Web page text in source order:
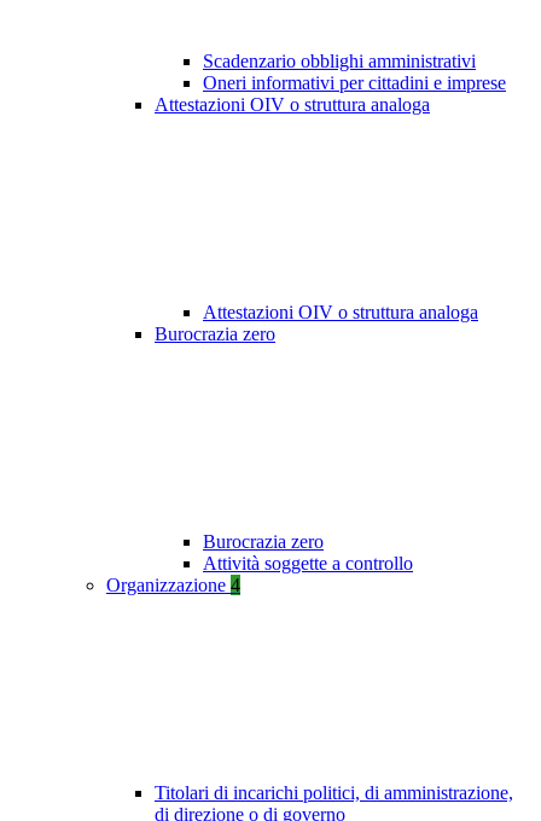
Scadenzario obblighi amministrativi
Oneri informativi per cittadini e imprese
Attestazioni OIV o struttura analoga
Attestazioni OIV o struttura analoga
Burocrazia zero
Burocrazia zero
Attività soggette a controllo
Organizzazione 4
Titolari di incarichi politici, di amministrazione,
di direzione o di governo